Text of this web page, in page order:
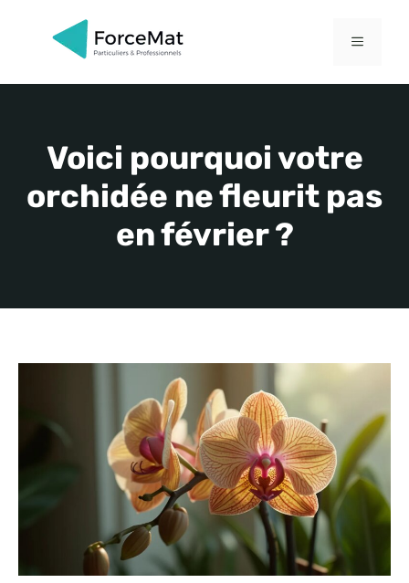
MENU
Voici pourquoi votre
orchidée ne fleurit pas
en février ?